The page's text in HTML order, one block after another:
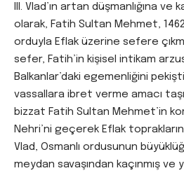
III. Vlad’ın artan düşmanlığına ve
olarak, Fatih Sultan Mehmet,
orduyla Eflak üzerine sefere
sefer, Fatih’in kişisel intikam
Balkanlar’daki egemenliğini
vassallara ibret verme amacı
bizzat Fatih Sultan Mehmet’in
Nehri’ni geçerek Eflak
Vlad, Osmanlı ordusunun
meydan savaşından kaçınmış